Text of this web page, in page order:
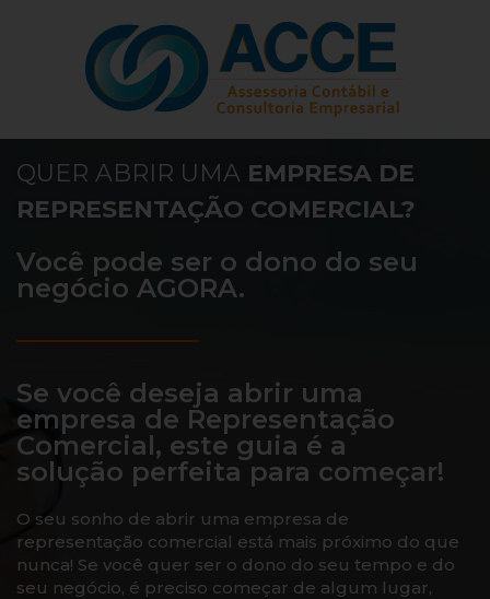
QUER ABRIR UMA EMPRESA DE
REPRESENTAÇÃO COMERCIAL?
Você pode ser o dono do seu
negócio AGORA.
Se você deseja abrir uma
empresa de Representação
Comercial, este guia é a
solução perfeita para começar!
O seu sonho de abrir uma empresa de
representação comercial está mais próximo do que
nunca! Se você quer ser o dono do seu tempo e do
seu negócio, é preciso começar de algum lugar,